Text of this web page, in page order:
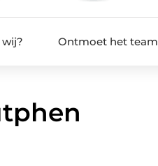
Ontmoet het team